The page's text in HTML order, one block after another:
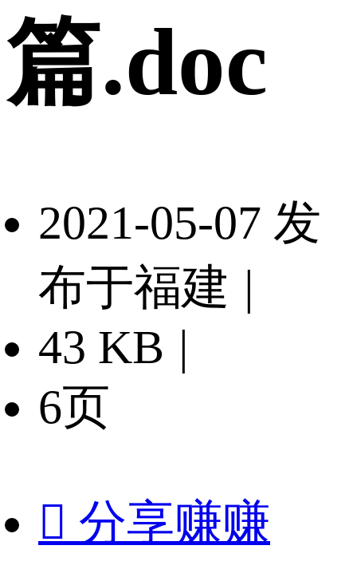
篇.doc
2021-05-07 发
布于福建 |
43 KB |
6页
 分享赚赚